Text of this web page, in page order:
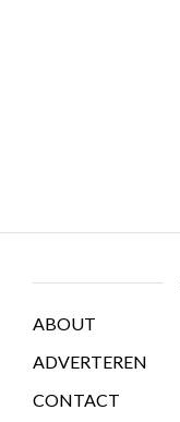
ABOUT
ADVERTEREN
CONTACT